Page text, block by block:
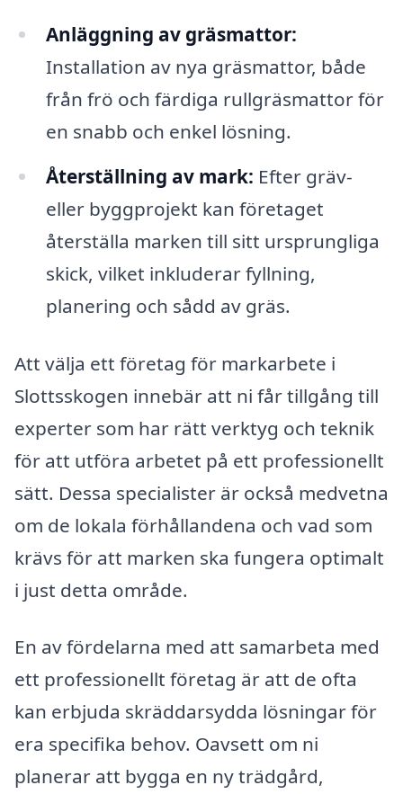
Anläggning av gräsmattor:
Installation av nya gräsmattor, både
från frö och färdiga rullgräsmattor för
en snabb och enkel lösning.
Återställning av mark: Efter gräv-
eller byggprojekt kan företaget
återställa marken till sitt ursprungliga
skick, vilket inkluderar fyllning,
planering och sådd av gräs.
Att välja ett företag för markarbete i
Slottsskogen innebär att ni får tillgång till
experter som har rätt verktyg och teknik
för att utföra arbetet på ett professionellt
sätt. Dessa specialister är också medvetna
om de lokala förhållandena och vad som
krävs för att marken ska fungera optimalt
i just detta område.
En av fördelarna med att samarbeta med
ett professionellt företag är att de ofta
kan erbjuda skräddarsydda lösningar för
era specifika behov. Oavsett om ni
planerar att bygga en ny trädgård,